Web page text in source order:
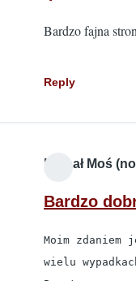
Bardzo fajna
Reply
Michał Moś
Bardzo
Moim
wielu